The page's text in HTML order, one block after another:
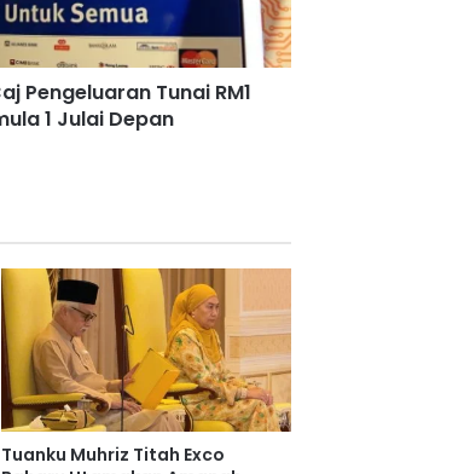
Pengeluaran Tunai RM1
1 Julai Depan
Tuanku Muhriz Titah Exco